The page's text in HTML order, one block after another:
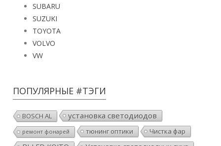
SUZUKI
TOYOTA
VOLVO
VW
ремонт фонарей тюнинг оптики Чистка фар
BI-LED KOITO Установка светодиодных линз